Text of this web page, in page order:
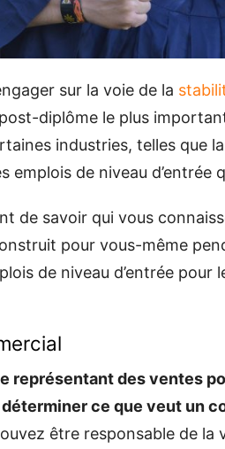
sur la voie de la
diplôme le plus
industries, telles que
emplois de niveau d’entrée
de savoir qui vous
pour vous-même
de niveau d’entrée pour
représentant des ventes
ce que veut un
être responsable de la